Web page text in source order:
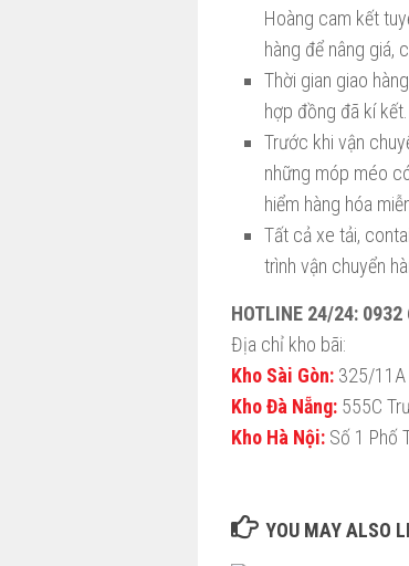
Hoàng cam kết
hàng để nâng giá,
Thời gian giao
hợp đồng đã kí kết.
Trước khi vận
những móp méo
hiểm hàng hóa
Tất cả xe tải,
trình vận chuyển
HOTLINE 24/24:
Địa chỉ kho bãi:
Kho Sài Gòn: 325/11A
Kho Đà Nẵng: 555C
Kho Hà Nội: Số 1 Phố
YOU MAY ALSO